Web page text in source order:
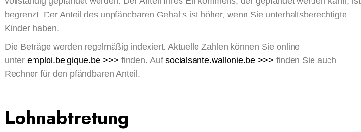
begrenzt. Der Anteil des unpfändbaren Gehalts ist höher, wenn Sie unterhaltsberechtigte
Kinder haben.
Die Beträge werden regelmäßig indexiert. Aktuelle Zahlen können Sie online
unter emploi.belgique.be >>> finden. Auf socialsante.wallonie.be >>> finden Sie auch
Rechner für den pfändbaren Anteil.
Lohnabtretung